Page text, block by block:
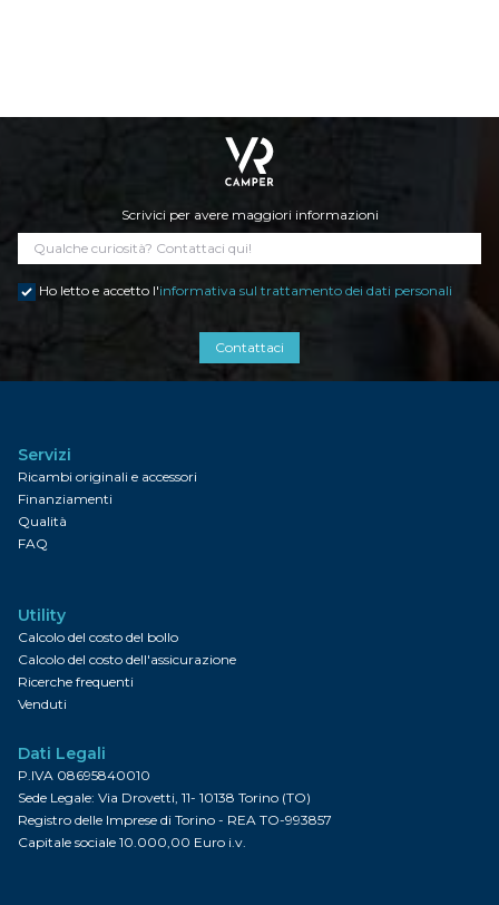
Scrivici per avere maggiori informazioni
Ho letto e accetto l'informativa sul trattamento dei dati personali
Contattaci
Servizi
Ricambi originali e accessori
Finanziamenti
Qualità
FAQ
Utility
Calcolo del costo del bollo
Calcolo del costo dell'assicurazione
Ricerche frequenti
Venduti
Dati Legali
P.IVA 08695840010
Sede Legale: Via Drovetti, 11- 10138 Torino (TO)
Registro delle Imprese di Torino - REA TO-993857
Capitale sociale 10.000,00 Euro i.v.